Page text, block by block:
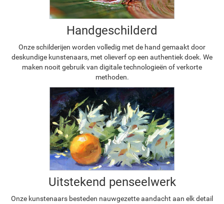
Handgeschilderd
Onze schilderijen worden volledig met de hand gemaakt door
deskundige kunstenaars, met olieverf op een authentiek doek. We
maken nooit gebruik van digitale technologieën of verkorte
methoden.
Uitstekend penseelwerk
Onze kunstenaars besteden nauwgezette aandacht aan elk detail